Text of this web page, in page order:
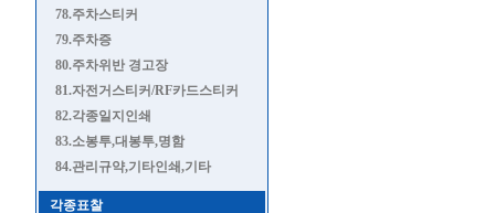
78.주차스티커
79.주차증
80.주차위반 경고장
81.자전거스티커/RF카드스티커
82.각종일지인쇄
83.소봉투,대봉투,명함
84.관리규약,기타인쇄,기타
각종표찰